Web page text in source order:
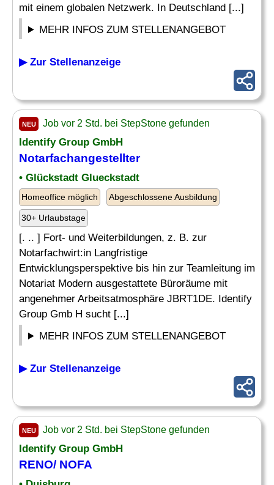
mit einem globalen Netzwerk. In Deutschland [...]
MEHR INFOS ZUM STELLENANGEBOT
▶ Zur Stellenanzeige
NEU Job vor 2 Std. bei StepStone gefunden
Identify Group GmbH
Notarfachangestellter
• Glückstadt Glueckstadt
Homeoffice möglich Abgeschlossene Ausbildung
30+ Urlaubstage
[. .. ] Fort- und Weiterbildungen, z. B. zur
Notarfachwirt:in Langfristige
Entwicklungsperspektive bis hin zur Teamleitung im
Notariat Modern ausgestattete Büroräume mit
angenehmer Arbeitsatmosphäre JBRT1DE. Identify
Group Gmb H sucht [...]
MEHR INFOS ZUM STELLENANGEBOT
▶ Zur Stellenanzeige
NEU Job vor 2 Std. bei StepStone gefunden
Identify Group GmbH
RENO/ NOFA